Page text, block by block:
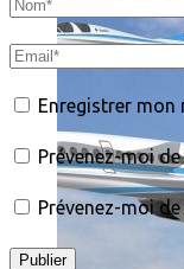
Enregistrer mon
Prévenez-moi
Prévenez-moi